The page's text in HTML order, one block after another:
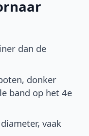
dan de
donker
band op het 4e
vaak